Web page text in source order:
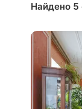
Найдено